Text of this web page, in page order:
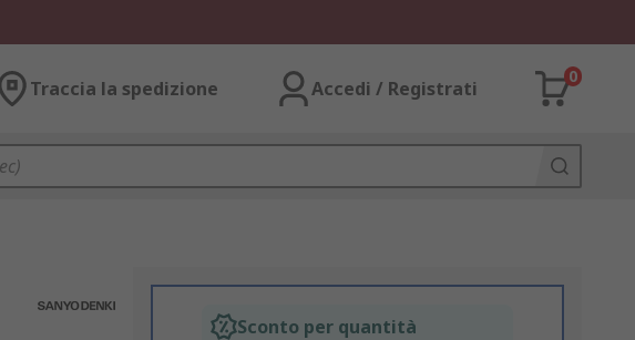
Traccia la spedizione Accedi / Registrati
0
Sconto per quantità